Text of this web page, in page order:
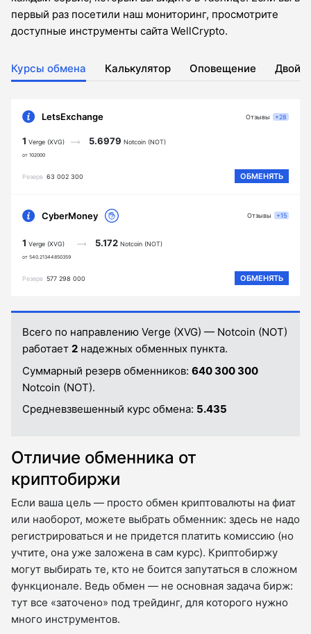
первый раз посетили наш мониторинг, просмотрите
доступные инструменты сайта WellCrypto.
Курсы обмена Калькулятор Оповещение
LetsExchange
1 Verge (XVG)
от 102000
5.6979 Notcoin (NOT)
Резерв 63 002 300 ОБМЕНЯТЬ
Отзывы +28
CyberMoney
1 Verge (XVG)
от 540.21344850359
5.172 Notcoin (NOT)
Резерв 577 298 000 ОБМЕНЯТЬ
Отзывы +15
Всего по направлению Verge (XVG) — Notcoin (NOT)
работает 2 надежных обменных пункта.
Суммарный резерв обменников: 640 300 300
Notcoin (NOT).
Средневзвешенный курс обмена: 5.435
Отличие обменника от
криптобиржи
Если ваша цель — просто обмен криптовалюты на фиат
или наоборот, можете выбрать обменник: здесь не надо
регистрироваться и не придется платить комиссию (но
учтите, она уже заложена в сам курс). Криптобиржу
могут выбирать те, кто не боится запутаться в сложном
функционале. Ведь обмен — не основная задача бирж:
тут все «заточено» под трейдинг, для которого нужно
много инструментов.